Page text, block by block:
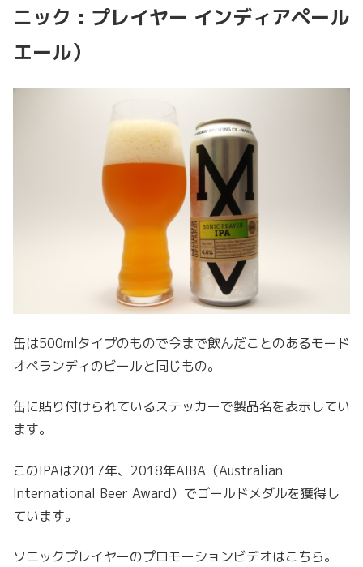
ニック : プレイヤー インディアペール
エール）
缶は500mlタイプのもので今まで飲んだことのあるモード
オペランディのビールと同じもの。
缶に貼り付けられているステッカーで製品名を表示してい
ます。
このIPAは2017年、2018年AIBA（Australian
International Beer Award）でゴールドメダルを獲得し
ています。
ソニックプレイヤーのプロモーションビデオはこちら。